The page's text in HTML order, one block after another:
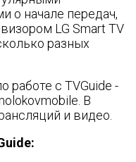
о начале передач,
LG Smart TV
разных
работе с TVGuide -
В
и видео.